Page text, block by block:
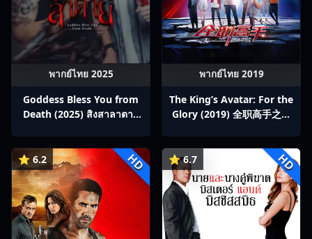
พากย์ไทย 2025
Goddess Bless You from
Death (2025) สิงสาลาตาย
พากย์ไทย 2019
The King’s Avatar: For the
Glory (2019) 全职高手之巅
⭐ 6.2 HD ⭐ 6.7 HD